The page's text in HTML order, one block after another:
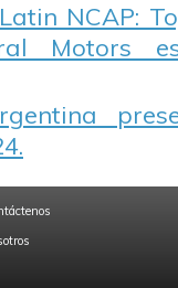
NCAP:
Motors